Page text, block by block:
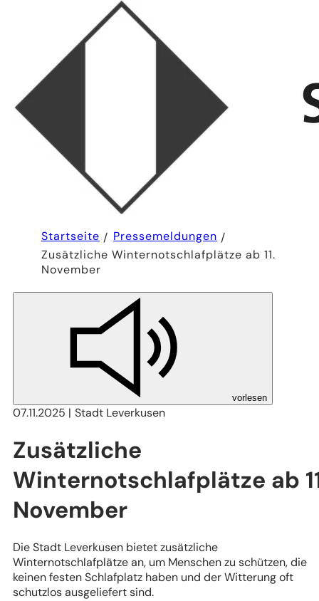
Startseite
Pressemeldungen
Zusätzliche Winternotschlafplätze ab 11.
November
vorlesen
07.11.2025 Stadt Leverkusen
Zusätzliche
Winternotschlafplätze ab
November
Die Stadt Leverkusen bietet zusätzliche
Winternotschlafplätze an, um Menschen zu schützen, die
keinen festen Schlafplatz haben und der Witterung oft
schutzlos ausgeliefert sind.